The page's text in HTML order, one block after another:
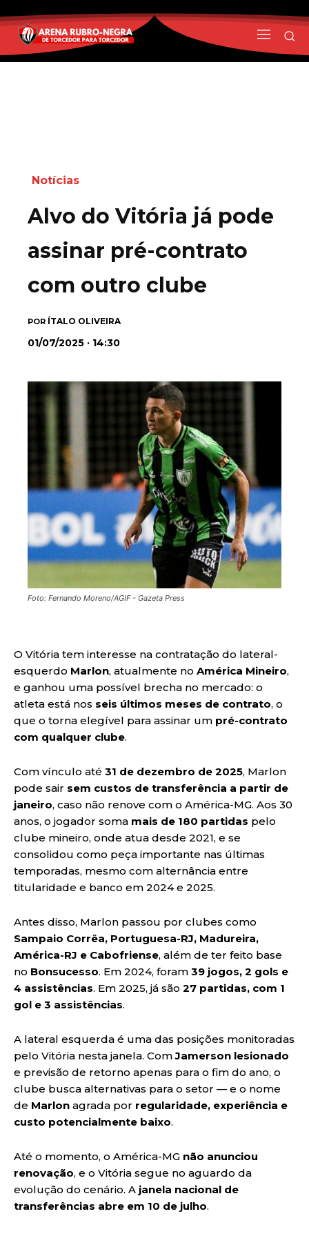
Notícias
Alvo do Vitória já pode
assinar pré-contrato
com outro clube
POR ÍTALO OLIVEIRA
01/07/2025 · 14:30
Foto: Fernando Moreno/AGIF - Gazeta Press
O Vitória tem interesse na contratação do lateral-
esquerdo Marlon, atualmente no América Mineiro,
e ganhou uma possível brecha no mercado: o
atleta está nos seis últimos meses de contrato, o
que o torna elegível para assinar um pré-contrato
com qualquer clube.
Com vínculo até 31 de dezembro de 2025, Marlon
pode sair sem custos de transferência a partir de
janeiro, caso não renove com o América-MG. Aos 30
anos, o jogador soma mais de 180 partidas pelo
clube mineiro, onde atua desde 2021, e se
consolidou como peça importante nas últimas
temporadas, mesmo com alternância entre
titularidade e banco em 2024 e 2025.
Antes disso, Marlon passou por clubes como
Sampaio Corrêa, Portuguesa-RJ, Madureira,
América-RJ e Cabofriense, além de ter feito base
no Bonsucesso. Em 2024, foram 39 jogos, 2 gols e
4 assistências. Em 2025, já são 27 partidas, com 1
gol e 3 assistências.
A lateral esquerda é uma das posições monitoradas
pelo Vitória nesta janela. ComJamerson lesionado
e previsão de retorno apenas para o fim do ano, o
clube busca alternativas para o setor — e o nome
de Marlon agrada por regularidade, experiência e
custo potencialmente baixo.
Até o momento, o América-MG não anunciou
renovação, e o Vitória segue no aguardo da
evolução do cenário. A janela nacional de
transferências abre em 10 de julho.